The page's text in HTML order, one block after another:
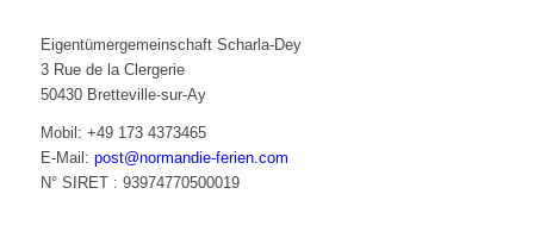
Eigentümergemeinschaft Scharla-Dey
3 Rue de la Clergerie
50430 Bretteville-sur-Ay
Mobil: +49 173 4373465
E-Mail: post@normandie-ferien.com
N° SIRET : 93974770500019